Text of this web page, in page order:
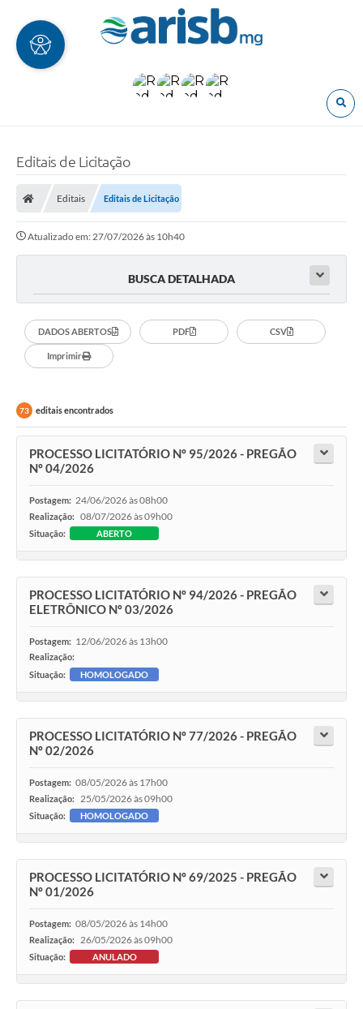
Editais de Licitação
Editais Editais de Licitação
Atualizado em: 27/07/2026 às 10h40
BUSCA DETALHADA
DADOS ABERTOS PDF CSV
Imprimir
73 editais encontrados
PROCESSO LICITATÓRIO Nº 95/2026 - PREGÃO
Nº 04/2026
Postagem: 24/06/2026 às 08h00
Realização: 08/07/2026 às 09h00
Situação: ABERTO
PROCESSO LICITATÓRIO Nº 94/2026 - PREGÃO
ELETRÔNICO Nº 03/2026
Postagem: 12/06/2026 às 13h00
Realização:
Situação:
HOMOLOGADO
PROCESSO LICITATÓRIO Nº 77/2026 - PREGÃO
Nº 02/2026
Postagem: 08/05/2026 às 17h00
Realização: 25/05/2026 às 09h00
Situação: HOMOLOGADO
PROCESSO LICITATÓRIO Nº 69/2025 - PREGÃO
Nº 01/2026
Postagem: 08/05/2026 às 14h00
Realização: 26/05/2026 às 09h00
Situação: ANULADO